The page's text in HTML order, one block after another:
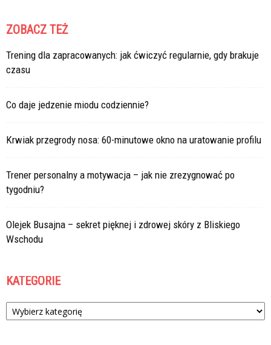
ZOBACZ TEŻ
Trening dla zapracowanych: jak ćwiczyć regularnie, gdy brakuje
czasu
Co daje jedzenie miodu codziennie?
Krwiak przegrody nosa: 60-minutowe okno na uratowanie profilu
Trener personalny a motywacja – jak nie zrezygnować po
tygodniu?
Olejek Busajna – sekret pięknej i zdrowej skóry z Bliskiego
Wschodu
KATEGORIE
Kategorie